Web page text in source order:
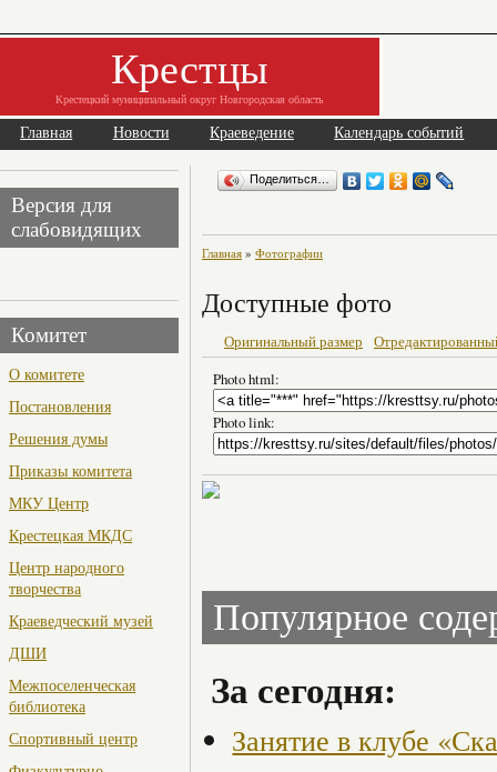
Крестцы
Крестецкий муниципальный округ Новгородская область
Главная Новости Краеведение Календарь событий
Версия для
слабовидящих
Комитет
О комитете
Постановления
Решения думы
Приказы комитета
МКУ Центр
Крестецкая МКДС
Центр народного
творчества
Краеведческий музей
ДШИ
Межпоселенческая
библиотека
Спортивный центр
Поделиться…
Главная » Фотографии
Доступные фото
Оригинальный размер
Photo html:
Photo link:
Популярное
За сегодня:
Занятие в клубе